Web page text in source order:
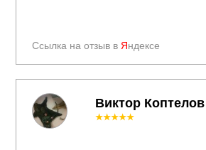
Ссылка на отзыв в Яндексе
★★★★★
Виктор Коптелов